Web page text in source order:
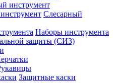
инструмент
Слесарный
Наборы инструмента
защиты (СИЗ)
Защитные каски